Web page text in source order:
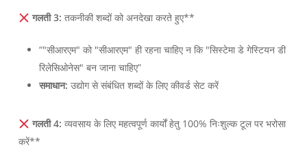
गलती 3: तकनीकी शब्दों को अनदेखा करते हुए**
“"सीआरएम" को "सीआरएम" ही रहना चाहिए न कि "सिस्टेमा डे गेस्टियन डी
रिलेसिओनेस" बन जाना चाहिए”
समाधान: उद्योग से संबंधित शब्दों के लिए कीवर्ड सेट करें
गलती 4: व्यवसाय के लिए महत्वपूर्ण कार्यों हेतु 100% निःशुल्क टूल पर भरोसा
करें**